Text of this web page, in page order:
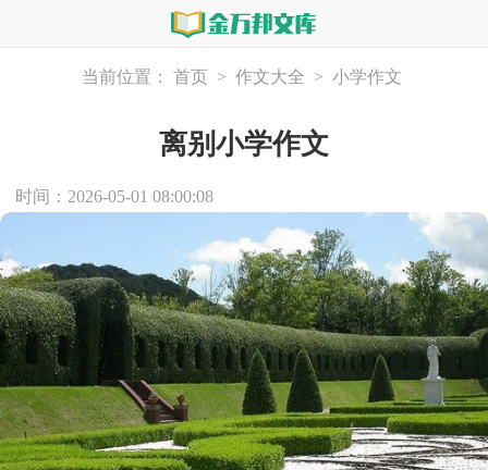
当前位置： 首页 > 作文大全 > 小学作文
离别小学作文
时间：2026-05-01 08:00:08